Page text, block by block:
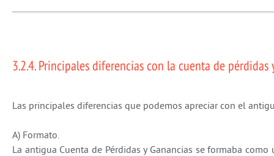
3.2.4. Principales diferencias con la cuenta de
Las principales diferencias que podemos apreciar con el
A) Formato.
La antigua Cuenta de Pérdidas y Ganancias se formaba